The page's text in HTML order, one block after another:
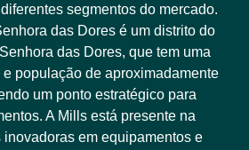
segmentos do mercado.
das Dores é um distrito do
das Dores, que tem uma
e população de aproximadamente
um ponto estratégico para
A Mills está presente na
em equipamentos e